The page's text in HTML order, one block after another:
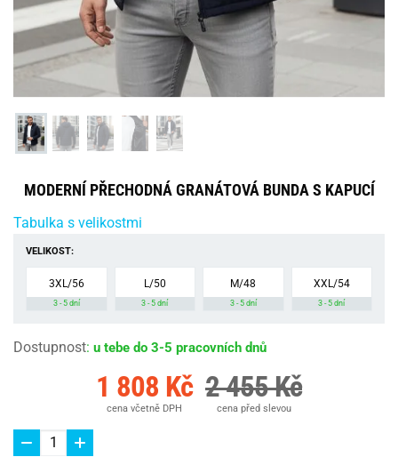
MODERNÍ PŘECHODNÁ GRANÁTOVÁ BUNDA S KAPUCÍ
Tabulka s velikostmi
VELIKOST:
3XL/56
3 - 5 dní
L/50
3 - 5 dní
M/48
3 - 5 dní
XXL/54
3 - 5 dní
Dostupnost: u tebe do 3-5 pracovních dnů
1 808 Kč
cena včetně DPH
2 455 Kč
cena před slevou